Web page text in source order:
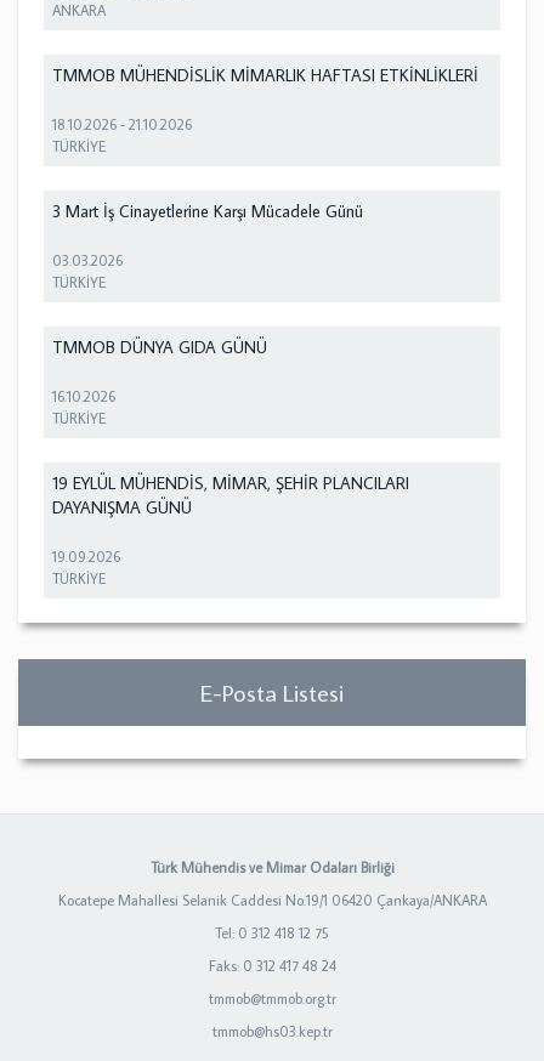
ANKARA
TMMOB MÜHENDİSLİK MİMARLIK HAFTASI ETKİNLİKLERİ
18.10.2026 -21.10.2026
TÜRKİYE
3 Mart İş Cinayetlerine Karşı Mücadele Günü
03.03.2026
TÜRKİYE
TMMOB DÜNYA GIDA GÜNÜ
16.10.2026
TÜRKİYE
19 EYLÜL MÜHENDİS, MİMAR, ŞEHİR PLANCILARI
DAYANIŞMA GÜNÜ
19.09.2026
TÜRKİYE
E-Posta Listesi
Türk Mühendis ve Mimar Odaları Birliği
Kocatepe Mahallesi Selanik Caddesi No:19/1 06420 Çankaya/ANKARA
Tel: 0 312 418 12 75
Faks: 0 312 417 48 24
tmmob@tmmob.org.tr
tmmob@hs03.kep.tr